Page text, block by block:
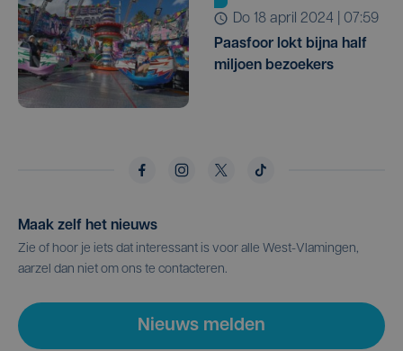
do 18 april 2024 | 07:59
Paasfoor lokt bijna half
miljoen bezoekers
Maak zelf het nieuws
Zie of hoor je iets dat interessant is voor alle West-Vlamingen,
aarzel dan niet om ons te contacteren.
Nieuws melden